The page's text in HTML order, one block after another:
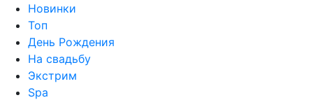
Новинки
Топ
День Рождения
На свадьбу
Экстрим
Spa